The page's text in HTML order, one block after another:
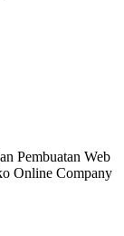
Pembuatan Web
Online Company